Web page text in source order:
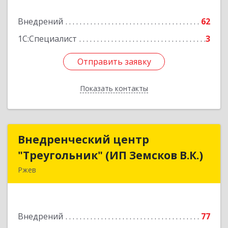
Внедрений
62
1С:Специалист
3
Отправить заявку
Показать контакты
Отправить заявку
Назад
Внедренческий центр
"Треугольник" (ИП Земсков В.К.)
Ржев
Внедрений 77
Внедренческий центр
"Треугольник" (ИП Земсков В.К.)
Подробнее